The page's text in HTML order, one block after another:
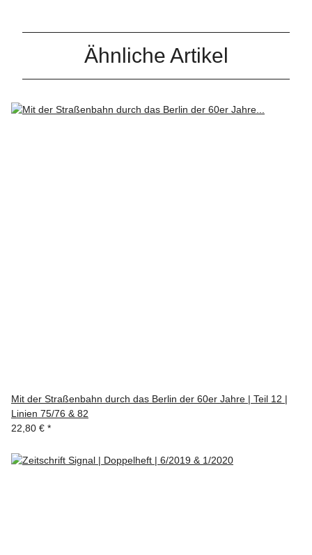
Ähnliche Artikel
Mit der Straßenbahn durch das Berlin der 60er Jahre | Teil 12 |
Linien 75/76 & 82
22,80 € *